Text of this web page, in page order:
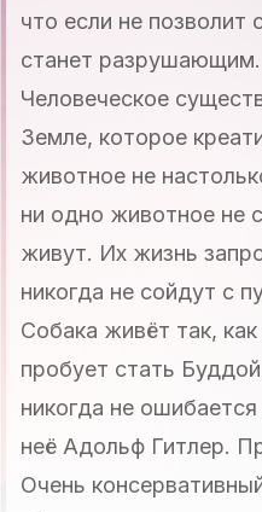
что если не позволит
станет разрушающим.
Человеческое
Земле, которое
животное не
ни одно животное не
живут. Их жизнь
никогда не сойдут с
Собака живёт так,
пробует стать
никогда не
неё Адольф Гитлер.
Очень